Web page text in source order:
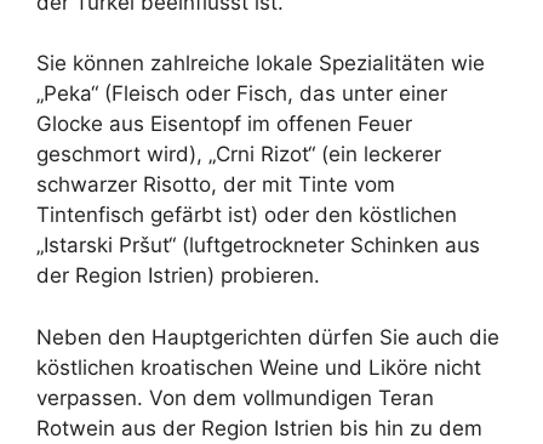
Sie können zahlreiche lokale Spezialitäten wie
„Peka“ (Fleisch oder Fisch, das unter einer
Glocke aus Eisentopf im offenen Feuer
geschmort wird), „Crni Rizot“ (ein leckerer
schwarzer Risotto, der mit Tinte vom
Tintenfisch gefärbt ist) oder den köstlichen
„Istarski Pršut“ (luftgetrockneter Schinken aus
der Region Istrien) probieren.
Neben den Hauptgerichten dürfen Sie auch die
köstlichen kroatischen Weine und Liköre nicht
verpassen. Von dem vollmundigen Teran
Rotwein aus der Region Istrien bis hin zu dem